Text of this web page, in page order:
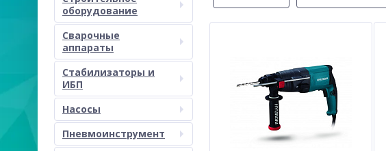
оборудование
Сварочные
аппараты
Стабилизаторы и
ИБП
Насосы
Пневмоинструмент